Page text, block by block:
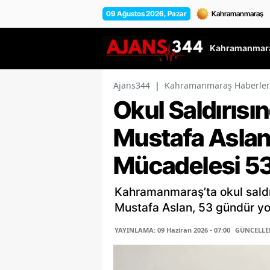
09 Ağustos 2026, Pazar
Ajans344 | Kahramanmaraş
Okul
Mustafa
Mücadelesi
Kahramanmaraş’ta okul
Mustafa Aslan, 53 gündür
YAYINLAMA: 09 Haziran 2026 - 07:00